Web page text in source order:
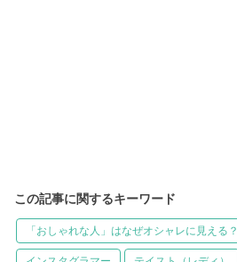
この記事に関するキーワード
「おしゃれな人」はなぜオシャレに見える？